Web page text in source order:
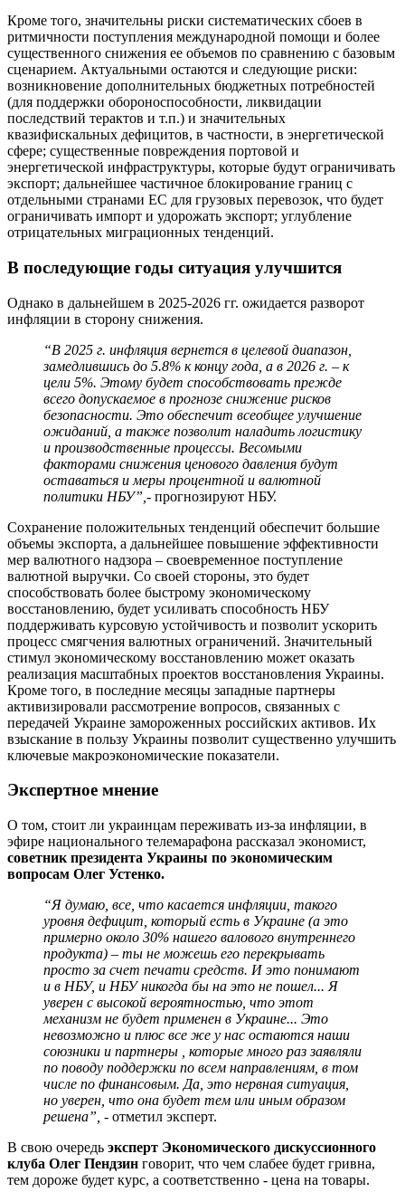
Кроме того, значительны риски систематических сбоев в
ритмичности поступления международной помощи и более
существенного снижения ее объемов по сравнению с базовым
сценарием. Актуальными остаются и следующие риски:
возникновение дополнительных бюджетных потребностей
(для поддержки обороноспособности, ликвидации
последствий терактов и т.п.) и значительных
квазифискальных дефицитов, в частности, в энергетической
сфере; существенные повреждения портовой и
энергетической инфраструктуры, которые будут ограничивать
экспорт; дальнейшее частичное блокирование границ с
отдельными странами ЕС для грузовых перевозок, что будет
ограничивать импорт и удорожать экспорт; углубление
отрицательных миграционных тенденций.
В последующие годы ситуация улучшится
Однако в дальнейшем в 2025-2026 гг. ожидается разворот
инфляции в сторону снижения.
“В 2025 г. инфляция вернется в целевой диапазон,
замедлившись до 5.8% к концу года, а в 2026 г. – к
цели 5%. Этому будет способствовать прежде
всего допускаемое в прогнозе снижение рисков
безопасности. Это обеспечит всеобщее улучшение
ожиданий, а также позволит наладить логистику
и производственные процессы. Весомыми
факторами снижения ценового давления будут
оставаться и меры процентной и валютной
политики НБУ”, - прогнозируют НБУ.
Сохранение положительных тенденций обеспечит большие
объемы экспорта, а дальнейшее повышение эффективности
мер валютного надзора – своевременное поступление
валютной выручки. Со своей стороны, это будет
способствовать более быстрому экономическому
восстановлению, будет усиливать способность НБУ
поддерживать курсовую устойчивость и позволит ускорить
процесс смягчения валютных ограничений. Значительный
стимул экономическому восстановлению может оказать
реализация масштабных проектов восстановления Украины.
Кроме того, в последние месяцы западные партнеры
активизировали рассмотрение вопросов, связанных с
передачей Украине замороженных российских активов. Их
взыскание в пользу Украины позволит существенно улучшить
ключевые макроэкономические показатели.
Экспертное мнение
О том, стоит ли украинцам переживать из-за инфляции, в
эфире национального телемарафона рассказал экономист,
советник президента Украины по экономическим
вопросам Олег Устенко.
“Я думаю, все, что касается инфляции, такого
уровня дефицит, который есть в Украине (а это
примерно около 30% нашего валового внутреннего
продукта) – ты не можешь его перекрывать
просто за счет печати средств. И это понимают
и в НБУ, и НБУ никогда бы на это не пошел... Я
уверен с высокой вероятностью, что этот
механизм не будет применен в Украине... Это
невозможно и плюс все же у нас остаются наши
союзники и партнеры , которые много раз заявляли
по поводу поддержки по всем направлениям, в том
числе по финансовым. Да, это нервная ситуация,
но уверен, что она будет тем или иным образом
решена”, - отметил эксперт.
В свою очередь эксперт Экономического дискуссионного
клуба Олег Пендзин говорит, что чем слабее будет гривна,
тем дороже будет курс, а соответственно - цена на товары.